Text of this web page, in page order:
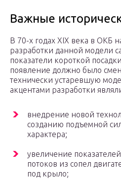
Важные
В 70-х годах XIX века в ОКБ
разработки данной модели
показатели короткой
появление должно было
технически устаревшую
акцентами разработки
внедрение новой
созданию подъемной
характера;
увеличение
потоков из сопел
под крыло;